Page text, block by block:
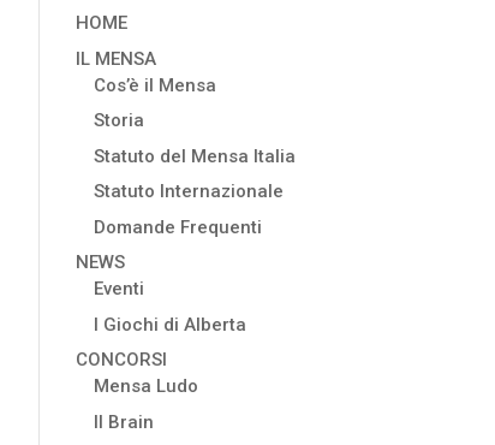
HOME
IL MENSA
Cos’è il Mensa
Storia
Statuto del Mensa Italia
Statuto Internazionale
Domande Frequenti
NEWS
Eventi
I Giochi di Alberta
CONCORSI
Mensa Ludo
Il Brain